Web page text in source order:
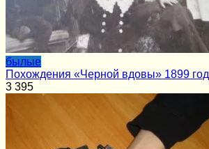
былые
Похождения «Черной вдовы» 1899 год
3 395